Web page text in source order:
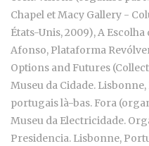
Chapel et Macy Gallery -
États-Unis, 2009), A
Afonso, Plataforma
Options and Futures
Museu da Cidade.
portugais là-bas. Fora
Museu da Electricidade.
Presidencia. Lisbonne,